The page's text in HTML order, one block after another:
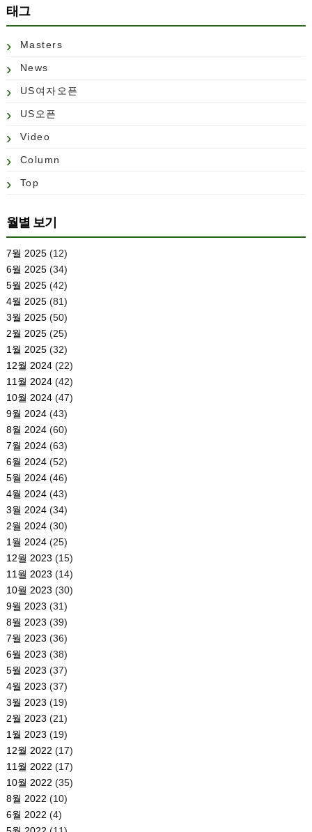
태그
Masters
News
US여자오픈
US오픈
Video
Column
Top
월별 보기
7월 2025(12)
6월 2025(34)
5월 2025(42)
4월 2025(81)
3월 2025(50)
2월 2025(25)
1월 2025(32)
12월 2024(22)
11월 2024(42)
10월 2024(47)
9월 2024(43)
8월 2024(60)
7월 2024(63)
6월 2024(52)
5월 2024(46)
4월 2024(43)
3월 2024(34)
2월 2024(30)
1월 2024(25)
12월 2023 (15)
11월 2023 (14)
10월 2023 (30)
9월 2023 (31)
8월 2023 (39)
7월 2023 (36)
6월 2023 (38)
5월 2023 (37)
4월 2023 (37)
3월 2023 (19)
2월 2023 (21)
1월 2023 (19)
12월 2022 (17)
11월 2022 (17)
10월 2022 (35)
8월 2022 (10)
6월 2022 (4)